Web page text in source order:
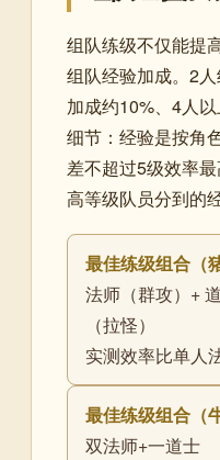
组队练级不仅能提
组队经验加成。2
加成约10%、4人
细节：经验是按角
差不超过5级效率
高等级队员分到的
最佳练级组合（
法师（群攻）+
（拉怪）
实测效率比单人
最佳练级组合（
双法师+一道士